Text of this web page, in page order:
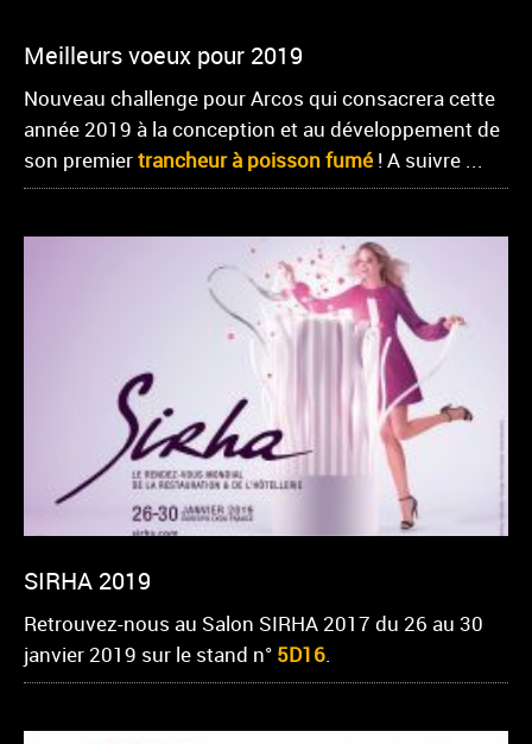
Meilleurs voeux pour 2019
Nouveau challenge pour Arcos qui consacrera cette
année 2019 à la conception et au développement de
son premiertrancheur à poisson fumé ! A suivre ...
SIRHA 2019
Retrouvez-nous au Salon SIRHA 2017 du 26 au 30
janvier 2019 sur le stand n° 5D16